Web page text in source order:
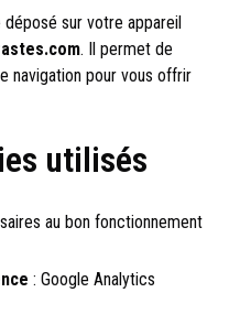
sur votre appareil
. Il permet de
navigation pour vous offrir
utilisés
au bon fonctionnement
: Google Analytics